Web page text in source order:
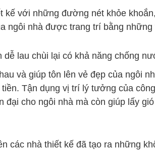
kế với những đường nét khỏe
ngôi nhà được trang trí bằng những
lau chùi lại có khả năng chống
và giúp tôn lên vẻ đẹp của ngôi
Tận dụng vị trí lý tưởng của
cho ngôi nhà mà còn giúp lấy
các nhà thiết kế đã tạo ra những